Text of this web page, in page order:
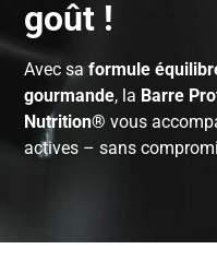
goût !
Avec saformule
gourmande, la Barre
Nutrition® vous
actives – sans